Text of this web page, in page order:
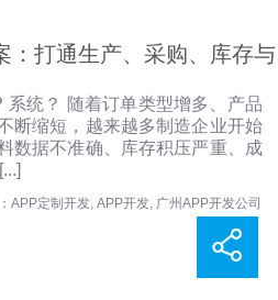
：打通生产、采购、库存与
统？ 随着订单类型增多、产品
断缩短，越来越多制造企业开始
数据不准确、库存积压严重、成
[...]
APP定制开发 ,APP开发 广州APP开发公司